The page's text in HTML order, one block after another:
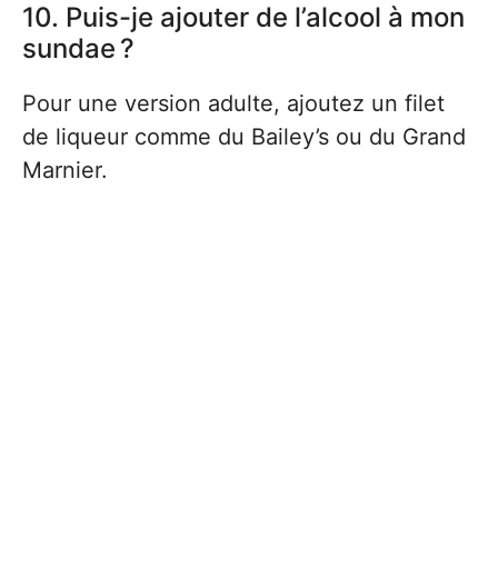
10. Puis-je ajouter de l’alcool à mon
sundae ?
Pour une version adulte, ajoutez un filet
de liqueur comme du Bailey’s ou du Grand
Marnier.